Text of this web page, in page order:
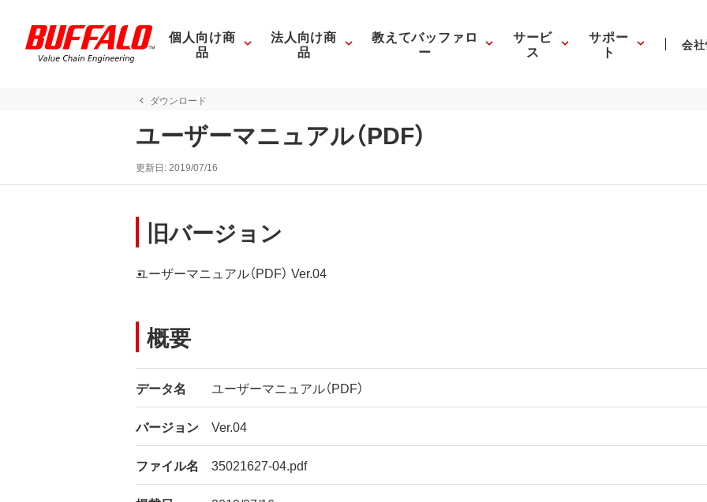
個人向け商
品
法人向け商
品
教えてバッファロ
ー
サービ
ス
サポー
ト 会
ダウンロード
ユーザーマニュアル（PDF）
更新日:2019/07/16
旧バージョン
ユーザーマニュアル（PDF） Ver.04
概要
データ名 ユーザーマニュアル（PDF）
バージョン Ver.04
ファイル名 35021627-04.pdf